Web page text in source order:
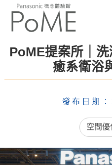
PoME提案所｜
癒系衛浴
空間優
發布日期